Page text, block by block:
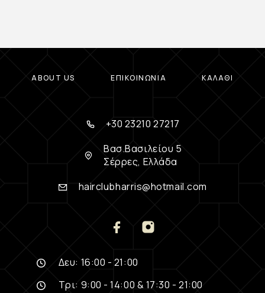
ABOUT US ΕΠΙΚΟΙΝΩΝΊΑ ΚΑΛΆΘΙ
+30 23210 27217
Βασ.Βασιλείου 5
Σέρρες, Ελλάδα
hairclubharris@hotmail.com
Δευ: 16:00 - 21:00
Τρι: 9:00 - 14:00 & 17:30 - 21:00